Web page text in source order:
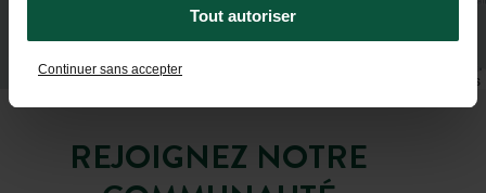
Tout autoriser
Continuer sans accepter
contributors
REJOIGNEZ NOTRE